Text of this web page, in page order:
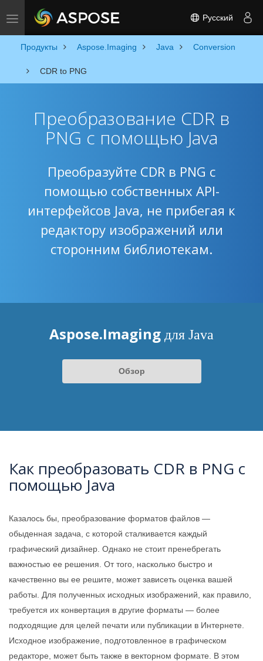
Toggle navigation Русский
Продукты Aspose.Imaging Java Conversion
CDR to PNG
Преобразование CDR в
PNG с помощью Java
Преобразуйте CDR в PNG с
помощью собственных API-
интерфейсов Java, не прибегая к
редактору изображений или
сторонним библиотекам.
Aspose.Imaging для Java
Обзор
Как преобразовать CDR в PNG с
помощью Java
Казалось бы, преобразование форматов файлов —
обыденная задача, с которой сталкивается каждый
графический дизайнер. Однако не стоит пренебрегать
важностью ее решения. От того, насколько быстро и
качественно вы ее решите, может зависеть оценка вашей
работы. Для полученных исходных изображений, как правило,
требуется их конвертация в другие форматы — более
подходящие для целей печати или публикации в Интернете.
Исходное изображение, подготовленное в графическом
редакторе, может быть также в векторном формате. В этом